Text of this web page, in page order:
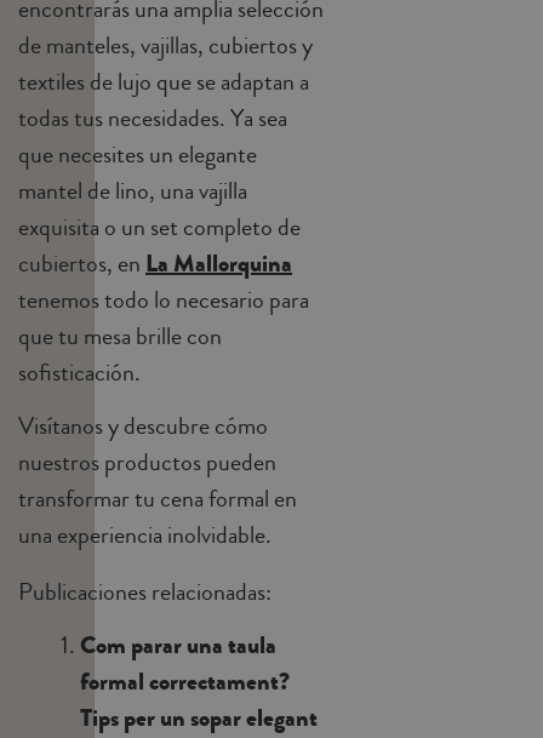
encontrarás una amplia selección
de manteles, vajillas, cubiertos y
textiles de lujo que se adaptan a
todas tus necesidades. Ya sea
que necesites un elegante
mantel de lino, una vajilla
exquisita o un set completo de
cubiertos, enLa Mallorquina
tenemos todo lo necesario para
que tu mesa brille con
sofisticación.
Visítanos y descubre cómo
nuestros productos pueden
transformar tu cena formal en
una experiencia inolvidable.
Publicaciones relacionadas:
Com parar una taula
formal correctament?
Tips per un sopar elegant